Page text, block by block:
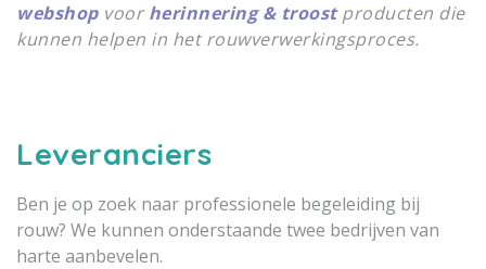
webshopvoorherinnering & troostproducten die
kunnen helpen in het rouwverwerkingsproces.
Leveranciers
Ben je op zoek naar professionele begeleiding bij
rouw? We kunnen onderstaande twee bedrijven van
harte aanbevelen.